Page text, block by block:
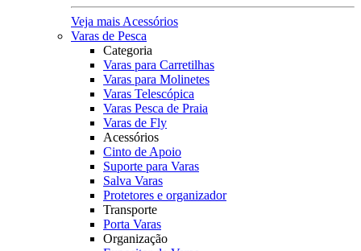
Veja mais Acessórios
Varas de Pesca
Categoria
Varas para Carretilhas
Varas para Molinetes
Varas Telescópica
Varas Pesca de Praia
Varas de Fly
Acessórios
Cinto de Apoio
Suporte para Varas
Salva Varas
Protetores e organizador
Transporte
Porta Varas
Organização